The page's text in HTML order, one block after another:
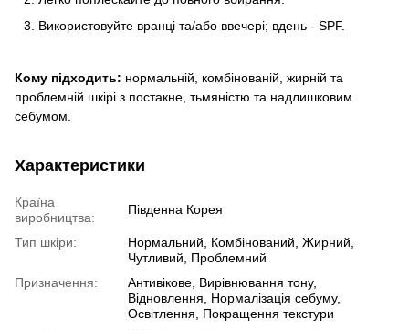
Використовуйте вранці та/або ввечері; вдень - SPF.
Кому підходить: нормальній, комбінованій, жирній та
проблемній шкірі з постакне, тьмяністю та надлишковим
себумом.
Характеристики
Країна
виробництва:
Південна Корея
Тип шкіри:
Нормальний, Комбінований, Жирний,
Чутливий, Проблемний
Призначення:
Антивікове, Вирівнювання тону,
Відновлення, Нормалізація себуму,
Освітлення, Покращення текстури